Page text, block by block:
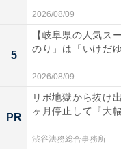
和楽
2026/08/09
5
【岐阜県の人気ス
のり」は「いけだ
2026/08/09
PR
リボ地獄から抜け
ヶ月停止して『大
渋谷法務総合事務所